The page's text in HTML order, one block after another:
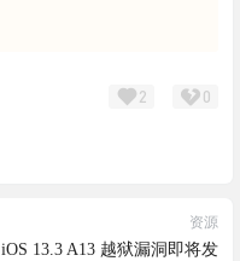
2 0
资源
iOS 13.3 A13 越狱漏洞即将发